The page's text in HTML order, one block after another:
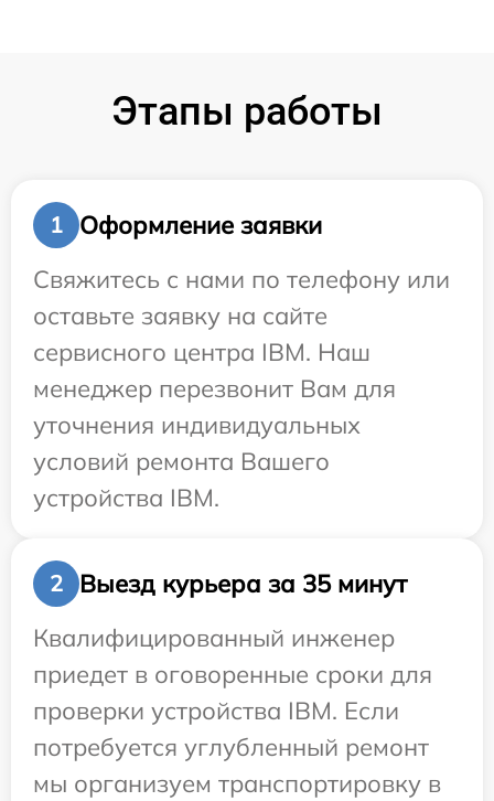
Этапы работы
1
Оформление заявки
Свяжитесь с нами по телефону или
оставьте заявку на сайте
сервисного центра IBM. Наш
менеджер перезвонит Вам для
уточнения индивидуальных
условий ремонта Вашего
устройства IBM.
2
Выезд курьера за 35 минут
Квалифицированный инженер
приедет в оговоренные сроки для
проверки устройства IBM. Если
потребуется углубленный ремонт
мы организуем транспортировку в